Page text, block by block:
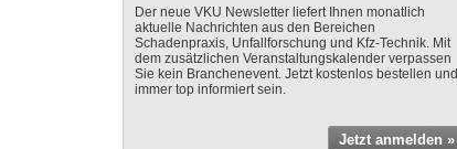
Der neue VKU Newsletter liefert Ihnen monatlich
aktuelle Nachrichten aus den Bereichen
Schadenpraxis, Unfallforschung und Kfz-Technik. Mit
dem zusätzlichen Veranstaltungskalender verpassen
Sie kein Branchenevent. Jetzt kostenlos bestellen und
immer top informiert sein.
Jetzt anmelden »